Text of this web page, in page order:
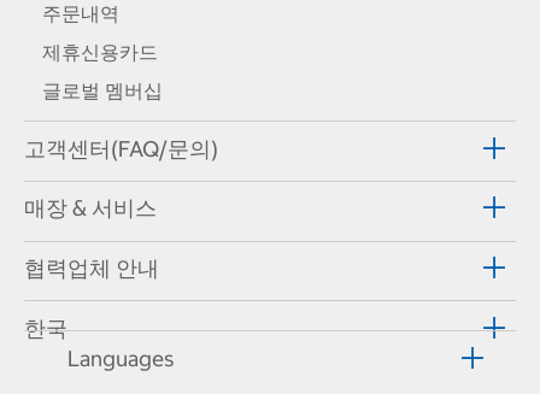
주문내역
제휴신용카드
글로벌 멤버십
고객센터(FAQ/문의)
매장 & 서비스
협력업체 안내
한국
Languages